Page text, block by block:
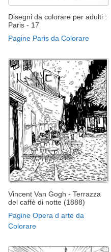
Disegni da colorare per adulti :
Paris - 17
Pagine Paris da Colorare
Vincent Van Gogh - Terrazza
del caffè di notte (1888)
Pagine Opera d arte da
Colorare